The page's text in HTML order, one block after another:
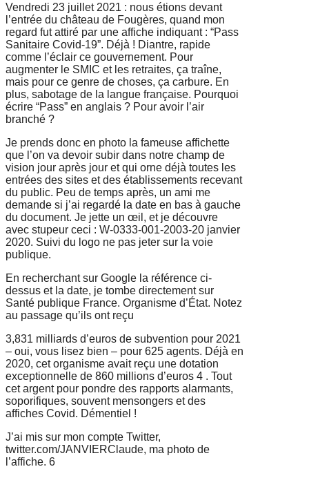
Vendredi 23 juillet 2021 : nous étions devant
l’entrée du château de Fougères, quand mon
regard fut attiré par une affiche indiquant : “Pass
Sanitaire Covid-19”. Déjà ! Diantre, rapide
comme l’éclair ce gouvernement. Pour
augmenter le SMIC et les retraites, ça traîne,
mais pour ce genre de choses, ça carbure. En
plus, sabotage de la langue française. Pourquoi
écrire “Pass” en anglais ? Pour avoir l’air
branché ?
Je prends donc en photo la fameuse affichette
que l’on va devoir subir dans notre champ de
vision jour après jour et qui orne déjà toutes les
entrées des sites et des établissements recevant
du public. Peu de temps après, un ami me
demande si j’ai regardé la date en bas à gauche
du document. Je jette un œil, et je découvre
avec stupeur ceci : W-0333-001-2003-20 janvier
2020. Suivi du logo ne pas jeter sur la voie
publique.
En recherchant sur Google la référence ci-
dessus et la date, je tombe directementsur
Santé publique France. Organisme d’État. Notez
au passage qu’ils ont reçu
3,831 milliards d’euros de subvention pour 2021
– oui, vous lisez bien – pour 625 agents. Déjà en
2020, cet organisme avait reçu une dotation
exceptionnelle de 860 millions d’euros 4 . Tout
cet argent pour pondre des rapports alarmants,
soporifiques, souvent mensongers et des
affiches Covid. Démentiel !
J’ai mis sur mon compte Twitter,
twitter.com/JANVIERClaude, ma photo de
l’affiche. 6